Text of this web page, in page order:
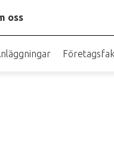
oss